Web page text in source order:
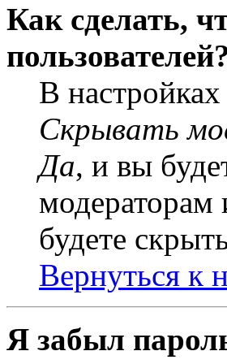
Как сделать,
В
Скрывать
Да, и вы
модераторам
будете
Вернуться к
Я забыл